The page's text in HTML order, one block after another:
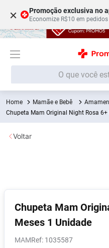
× Promoção exclusiva no
Economize R$10 em
O que você está buscando?
Mamãe e Bebê
Chupeta Mam Original Night Rosa 6+
Chupeta Mam
Meses 1 Unidade
MAM : 1035587
Voltar
Termos mais
1º Fralda
2
5º Fralda G
6º Shampoo
7º Desodorante
8º Absorvente